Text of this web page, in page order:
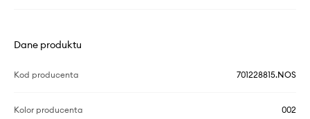
Dane produktu
Kod producenta 701228815.NOS
Kolor producenta 002